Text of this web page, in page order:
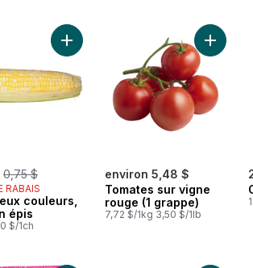
anglais au panier
, formerly:
0,75 $
RABAIS
couleurs,
épis
$/1ch
Ajouter Maïs deux couleurs, maïs
environ 5,48 $
Tomates sur vigne
rouge (1 grappe)
7,72 $/1kg 3,50 $/1lb
Ajouter